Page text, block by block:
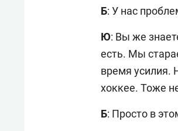
Б: У нас
Ю: Вы же
есть. Мы
время усилия.
хоккее. Тоже
Б: Просто в